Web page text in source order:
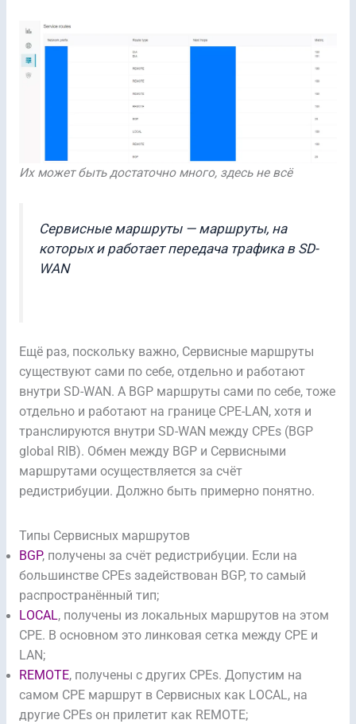
Их может быть достаточно много, здесь не всё
Сервисные маршруты — маршруты, на
которых и работает передача трафика в SD-
WAN
Ещё раз, поскольку важно, Сервисные маршруты
существуют сами по себе, отдельно и работают
внутри SD-WAN. А BGP маршруты сами по себе, тоже
отдельно и работают на границе CPE-LAN, хотя и
транслируются внутри SD-WAN между CPEs (BGP
global RIB). Обмен между BGP и Сервисными
маршрутами осуществляется за счёт
редистрибуции. Должно быть примерно понятно.
Типы Сервисных маршрутов
BGP, получены за счёт редистрибуции. Если на
большинстве CPEs задействован BGP, то самый
распространённый тип;
LOCAL, получены из локальных маршрутов на этом
CPE. В основном это линковая сетка между CPE и
LAN;
REMOTE, получены с других CPEs. Допустим на
самом CPE маршрут в Сервисных как LOCAL, на
другие CPEs он прилетит как REMOTE;